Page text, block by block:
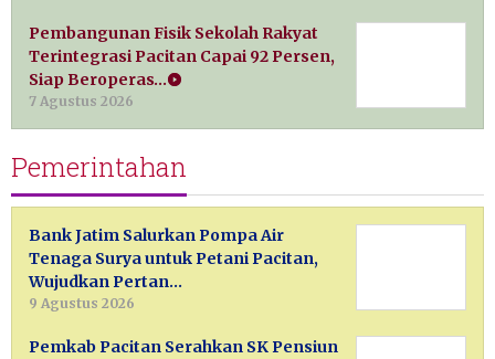
Pembangunan Fisik Sekolah Rakyat
Terintegrasi Pacitan Capai 92 Persen,
Siap Beroperas…
7 Agustus 2026
Pemerintahan
Bank Jatim Salurkan Pompa Air
Tenaga Surya untuk Petani Pacitan,
Wujudkan Pertan…
9 Agustus 2026
Pemkab Pacitan Serahkan SK Pensiun